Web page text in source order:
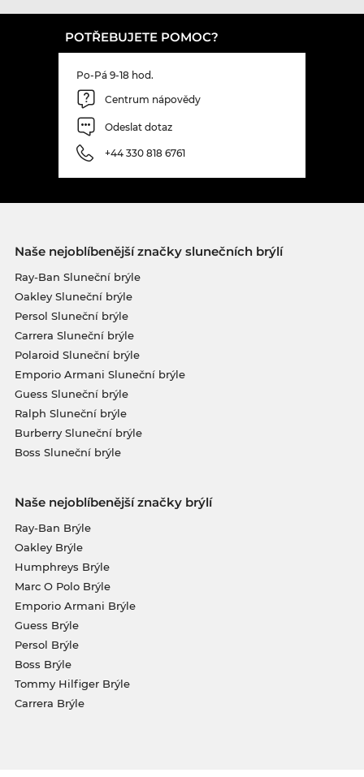
POTŘEBUJETE POMOC?
Po-Pá 9-18 hod.
Centrum nápovědy
Odeslat dotaz
+44 330 818 6761
Naše nejoblíbenější značky slunečních brýlí
Ray-Ban Sluneční brýle
Oakley Sluneční brýle
Persol Sluneční brýle
Carrera Sluneční brýle
Polaroid Sluneční brýle
Emporio Armani Sluneční brýle
Guess Sluneční brýle
Ralph Sluneční brýle
Burberry Sluneční brýle
Boss Sluneční brýle
Naše nejoblíbenější značky brýlí
Ray-Ban Brýle
Oakley Brýle
Humphreys Brýle
Marc O Polo Brýle
Emporio Armani Brýle
Guess Brýle
Persol Brýle
Boss Brýle
Tommy Hilfiger Brýle
Carrera Brýle